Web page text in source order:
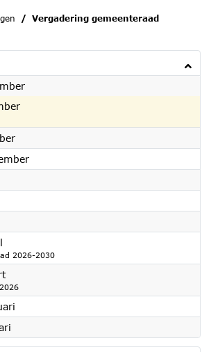
Vergadering gemeenteraad
2026
2026
2026
2026
2026-2030
2026